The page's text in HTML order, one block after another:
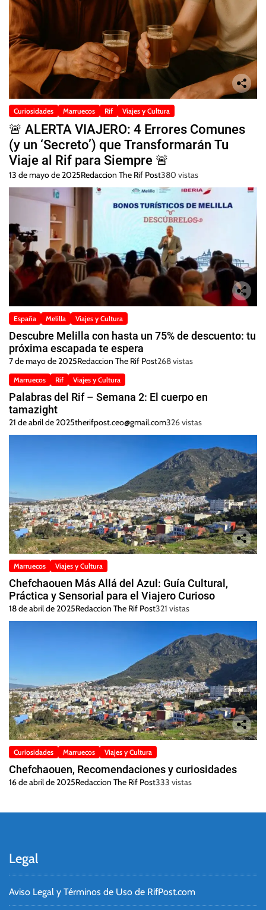
Curiosidades Marruecos Rif Viajes y Cultura
🚨 ALERTA VIAJERO: 4 Errores Comunes
(y un ‘Secreto’) que Transformarán Tu
Viaje al Rif para Siempre 🚨
13 de mayo de 2025Redaccion The Rif Post380 vistas
España Melilla Viajes y Cultura
Descubre Melilla con hasta un 75% de descuento: tu
próxima escapada te espera
7 de mayo de 2025Redaccion The Rif Post268 vistas
Marruecos Rif Viajes y Cultura
Palabras del Rif – Semana 2: El cuerpo en
tamazight
21 de abril de 2025therifpost.ceo@gmail.com326 vistas
Marruecos Viajes y Cultura
Chefchaouen Más Allá del Azul: Guía Cultural,
Práctica y Sensorial para el Viajero Curioso
18 de abril de 2025Redaccion The Rif Post321 vistas
Curiosidades Marruecos Viajes y Cultura
Chefchaouen, Recomendaciones y curiosidades
16 de abril de 2025Redaccion The Rif Post333 vistas
Legal
Aviso Legal y Términos de Uso de RifPost.com